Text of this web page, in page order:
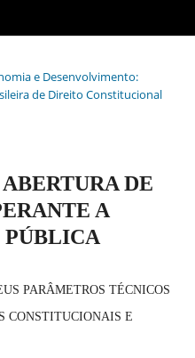
e Desenvolvimento:
de Direito Constitucional
DE
A
PARÂMETROS TÉCNICOS
CONSTITUCIONAIS E